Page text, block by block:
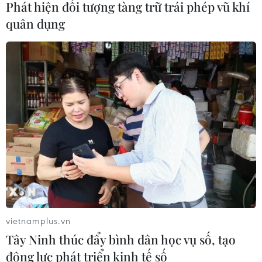
17/07/2026 06:09
Tìm ra cơ chế gây bệnh ung thư
xương hiếm gặp
17/07/2026 01:05
Tìm lời giải cho xu hướng gia tăng
ung thư phổi ở người trẻ không hút
thuốc
17/07/2026 01:00
Phát hiện đối tượng tàng trữ trái phép vũ khí
quân dụng
vietnamplus.vn
Tây Ninh thúc đẩy bình dân học vụ số, tạo
động lực phát triển kinh tế số